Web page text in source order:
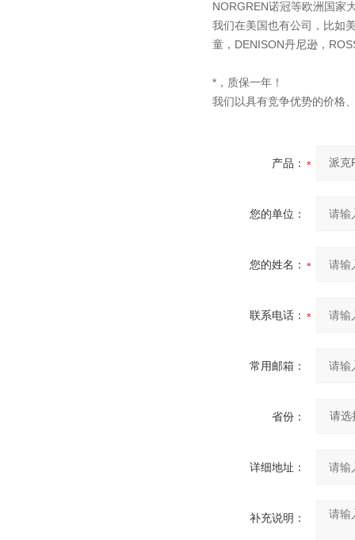
NORGREN诺冠等欧洲国家
我们在美国也有公司，比如
童，DENISON丹尼逊，
*，质保一年！
我们以具有竞争优势的价格
产品：
您的单位：
您的姓名：
联系电话：
常用邮箱：
省份：
详细地址：
补充说明：